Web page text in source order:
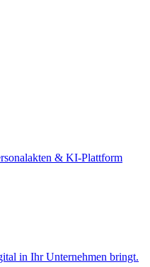
& KI-Plattform
in Ihr Unternehmen bringt.